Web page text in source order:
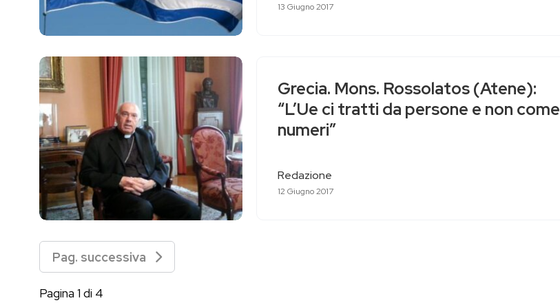
13 Giugno 2017
Grecia. Mons. Rossolatos (Atene):
“L’Ue ci tratti da persone e non come
numeri”
Redazione
12 Giugno 2017
Pag. successiva
Pagina 1 di 4